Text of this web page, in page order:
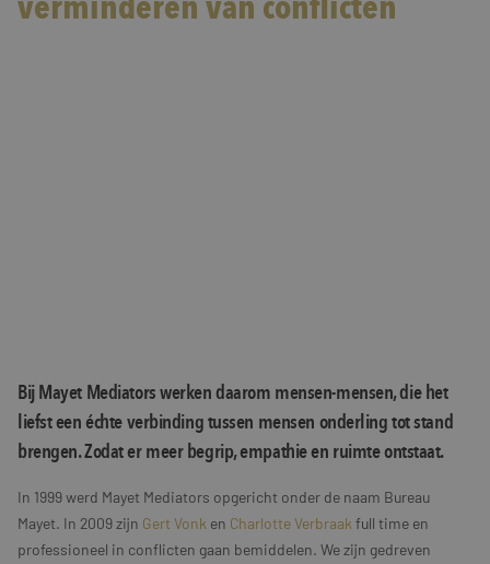
Bij Mayet Mediators werken daarom mensen-mensen, die het
liefst een échte verbinding tussen mensen onderling tot stand
brengen. Zodat er meer begrip, empathie en ruimte ontstaat.
In 1999 werd Mayet Mediators opgericht onder de naam Bureau
Mayet. In 2009 zijn Gert Vonk en Charlotte Verbraak full time en
professioneel in conflicten gaan bemiddelen. We zijn gedreven